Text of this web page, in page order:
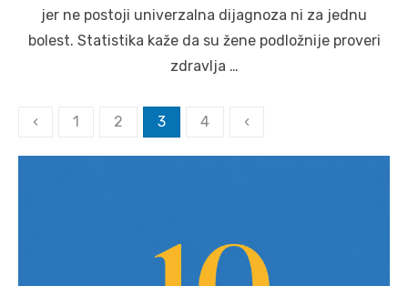
jer ne postoji univerzalna dijagnoza ni za jednu
bolest. Statistika kaže da su žene podložnije proveri
zdravlja …
Posts
‹ 1 2 3 4 ‹